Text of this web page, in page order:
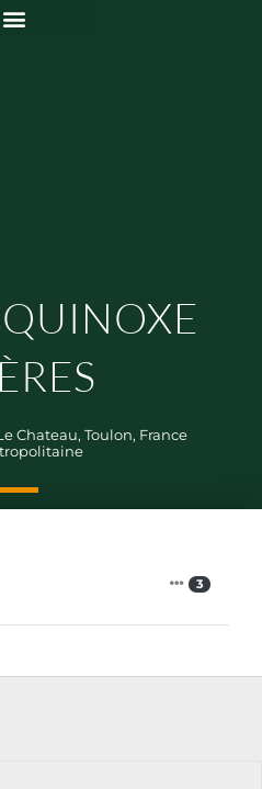
Chateau, Toulon, France
3